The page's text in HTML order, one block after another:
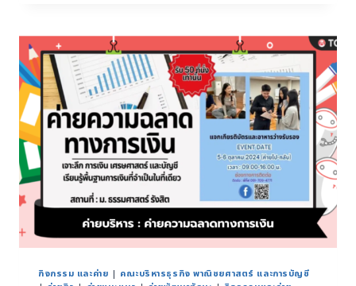
กิจกรรม และค่าย | คณะบริหารธุรกิจ พาณิชยศาสตร์ และการบัญชี